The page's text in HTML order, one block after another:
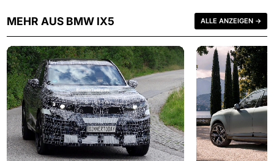
MEHR AUS BMW IX5 ALLE ANZEIGEN →